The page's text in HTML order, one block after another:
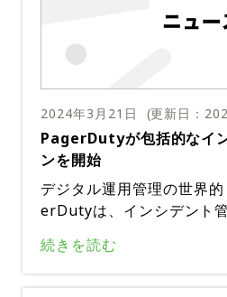
編「PagerDutyを設定し
日時：4月9日（火）12:00
田 幸弘（PagerDuty株式
ustomer Success
これから使うユーザー向
使い始める時に役立つ内容
ナー形式で紹介。セットア
使い方を分かりやすく日
申し込みはお問い合わせ
イベント名を明記して送
・ServiceNowでの
2024年3月21日 (更新日：
PagerDutyが包括的なイ
ンを開始
デジタル運用管理の世界
erDutyは、インシデント
ービスは、PagerDutyのイ
品の堅牢な機能とJeliの最
インシデント管理のエンタ
ペレーション、インシデ
続きを読む